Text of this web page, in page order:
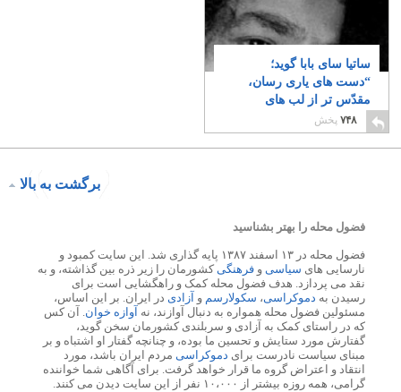
ساتیا سای بابا گوید؛
“دست های یاری رسان،
مقدّس تر از لب های
دعاگوی هستند”
۷۴۸ پخش
برگشت به بالا
فضول محله را بهتر بشناسید
فضول محله در ۱۳ اسفند ۱۳۸۷ پایه گذاری شد. این سایت کمبود و
نارسایی های سیاسی و فرهنگیکشورمان را زیر ذره بین گذاشته، و به
نقد می پردازد. هدف فضول محله کمک و راهگشایی است برای
رسیدن به دموکراسی، سکولارسم و آزادی در ایران. بر این اساس،
مسئولین فضول محله همواره به دنبال آوازند، نه آوازه خوان. آن کس
که در راستای کمک به آزادی و سربلندی کشورمان سخن گوید،
گفتارش مورد ستایش و تحسین ما بوده، و چنانچه گفتار او اشتباه و بر
مبنای سیاست نادرست برای دموکراسی مردم ایران باشد، مورد
انتقاد و اعتراض گروه ما قرار خواهد گرفت. برای آگاهی شما خواننده
گرامی، همه روزه بیشتر از ۱۰،۰۰۰ نفر از این سایت دیدن می کنند.